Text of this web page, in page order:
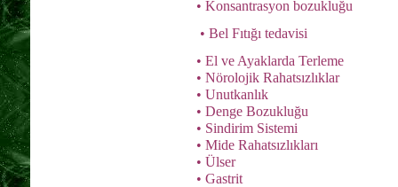
• Konsantrasyon bozukluğu
• Bel Fıtığı tedavisi
• El ve Ayaklarda Terleme
• Nörolojik Rahatsızlıklar
• Unutkanlık
• Denge Bozukluğu
• Sindirim Sistemi
• Mide Rahatsızlıkları
• Ülser
• Gastrit